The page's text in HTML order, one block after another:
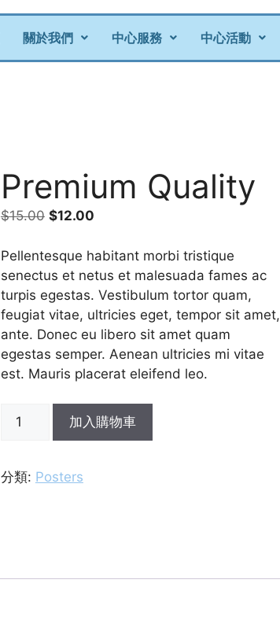
關於我們 中心服務 中心活動
Premium Quality
$15.00 $12.00
Pellentesque habitant morbi tristique
senectus et netus et malesuada fames ac
turpis egestas. Vestibulum tortor quam,
feugiat vitae, ultricies eget, tempor sit amet,
ante. Donec eu libero sit amet quam
egestas semper. Aenean ultricies mi vitae
est. Mauris placerat eleifend leo.
加入購物車
分類: Posters